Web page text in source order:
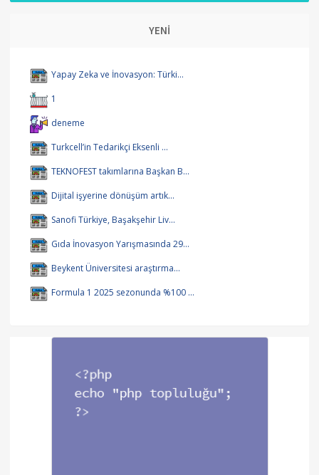
YENİ
Yapay Zeka ve İnovasyon: Türki...
1
deneme
Turkcell’in Tedarikçi Eksenli ...
TEKNOFEST takımlarına Başkan B...
Dijital işyerine dönüşüm artık...
Sanofi Türkiye, Başakşehir Liv...
Gıda İnovasyon Yarışmasında 29...
Beykent Üniversitesi araştırma...
Formula 1 2025 sezonunda %100 ...